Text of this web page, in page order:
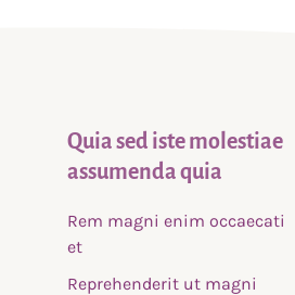
Quia sed iste molestiae
assumenda quia
Rem magni enim occaecati
et
Reprehenderit ut magni